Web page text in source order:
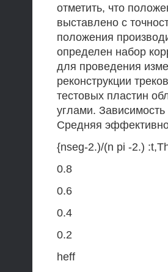
отметить, что
выставлено с
положения
определен набор
для проведения
реконструкции
тестовых пластин
углами.
Средняя
{nseg-2.)/(n pi -2.)
0.8
0.6
0.4
0.2
heff